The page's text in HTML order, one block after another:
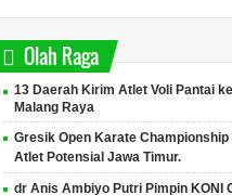
Olah Raga
13 Daerah Kirim Atlet Voli Pantai
Malang Raya
Gresik Open Karate
Atlet Potensial Jawa Timur.
dr Anis Ambiyo Putri Pimpin KONI